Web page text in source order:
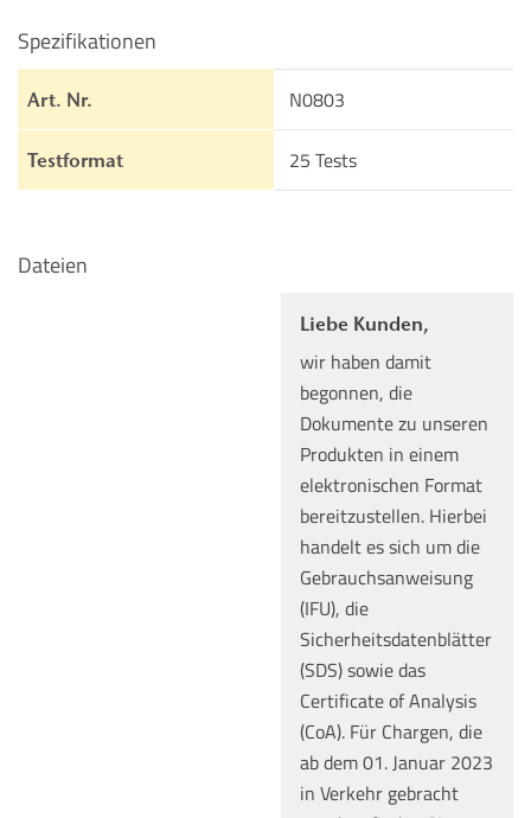
Spezifikationen
Art. Nr. N0803
Testformat 25 Tests
Dateien
Liebe Kunden,
wir haben damit
begonnen, die
Dokumente zu unseren
Produkten in einem
elektronischen Format
bereitzustellen. Hierbei
handelt es sich um die
Gebrauchsanweisung
(IFU), die
Sicherheitsdatenblätter
(SDS) sowie das
Certificate of Analysis
(CoA). Für Chargen, die
ab dem 01. Januar 2023
in Verkehr gebracht